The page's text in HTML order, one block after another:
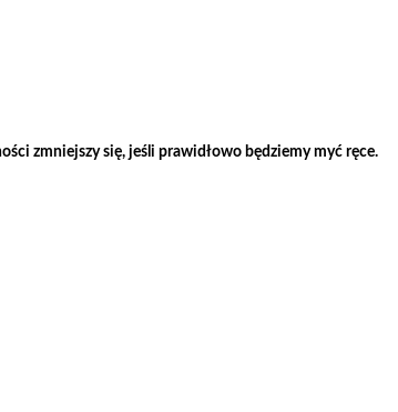
zmniejszy się, jeśli prawidłowo będziemy myć ręce.